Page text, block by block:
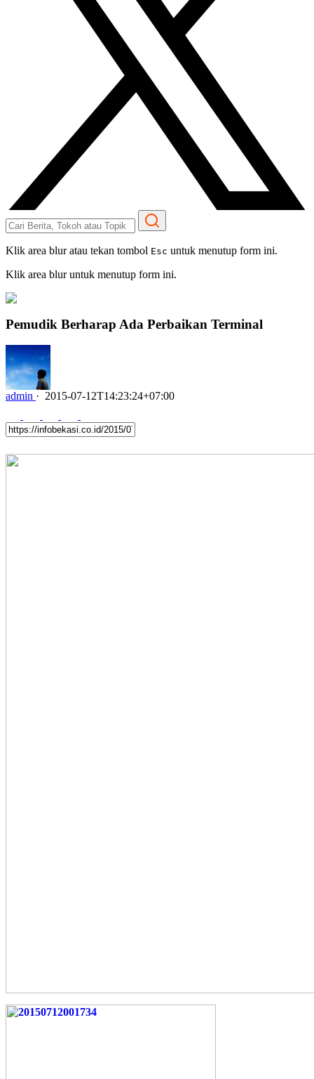
Klik area blur atau tekan tombol Esc untuk menutup form ini.
Klik area blur untuk menutup form ini.
Pemudik Berharap Ada Perbaikan Terminal
admin · 2015-07-12T14:23:24+07:00